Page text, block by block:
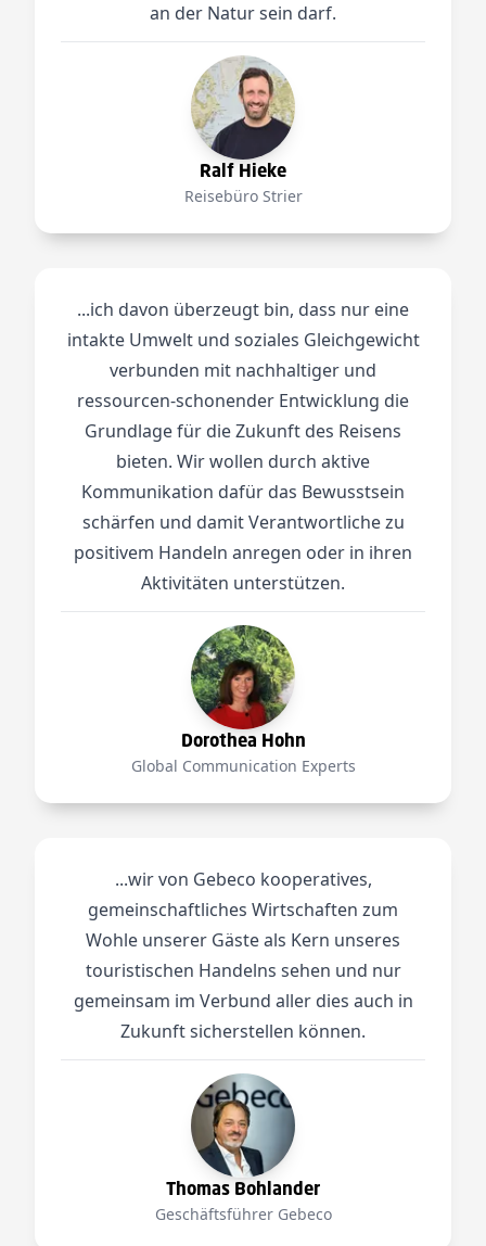
an der Natur sein darf.
Ralf Hieke
Reisebüro Strier
...ich davon überzeugt bin, dass nur eine
intakte Umwelt und soziales Gleichgewicht
verbunden mit nachhaltiger und
ressourcen-schonender Entwicklung die
Grundlage für die Zukunft des Reisens
bieten. Wir wollen durch aktive
Kommunikation dafür das Bewusstsein
schärfen und damit Verantwortliche zu
positivem Handeln anregen oder in ihren
Aktivitäten unterstützen.
Dorothea Hohn
Global Communication Experts
...wir von Gebeco kooperatives,
gemeinschaftliches Wirtschaften zum
Wohle unserer Gäste als Kern unseres
touristischen Handelns sehen und nur
gemeinsam im Verbund aller dies auch in
Zukunft sicherstellen können.
Thomas Bohlander
Geschäftsführer Gebeco